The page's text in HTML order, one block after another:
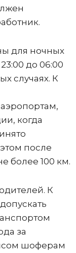
для ночных
до 06:00
случаях. К
когда
после
более 100 км.
К
за
шоферам